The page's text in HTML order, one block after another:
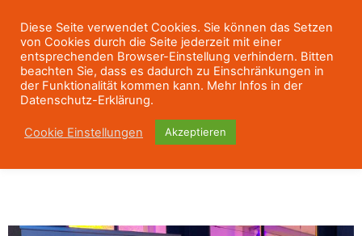
Diese Seite verwendet Cookies. Sie können das Setzen
von Cookies durch die Seite jederzeit mit einer
entsprechenden Browser-Einstellung verhindern. Bitten
beachten Sie, dass es dadurch zu Einschränkungen in
der Funktionalität kommen kann. Mehr Infos in der
Datenschutz-Erklärung.
Cookie Einstellungen Akzeptieren